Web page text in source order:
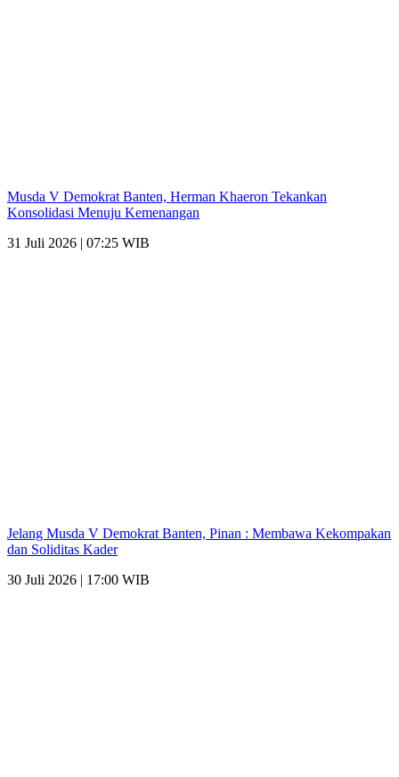
Musda V Demokrat Banten, Herman Khaeron Tekankan
Konsolidasi Menuju Kemenangan
31 Juli 2026 | 07:25 WIB
Jelang Musda V Demokrat Banten, Pinan : Membawa Kekompakan
dan Soliditas Kader
30 Juli 2026 | 17:00 WIB